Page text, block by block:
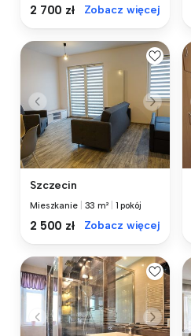
2 700 zł Zobacz więcej
Szczecin
Mieszkanie 33 m² 1 pokój
2 500 zł Zobacz więcej